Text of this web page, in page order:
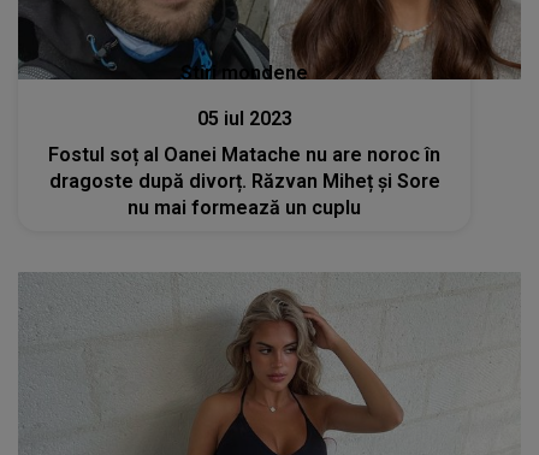
Stiri mondene
05 iul 2023
Fostul soț al Oanei Matache nu are noroc în
dragoste după divorț. Răzvan Miheț și Sore
nu mai formează un cuplu